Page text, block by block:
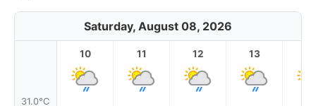
Saturday, August 08, 2026
31.0°C
10 11 12 13